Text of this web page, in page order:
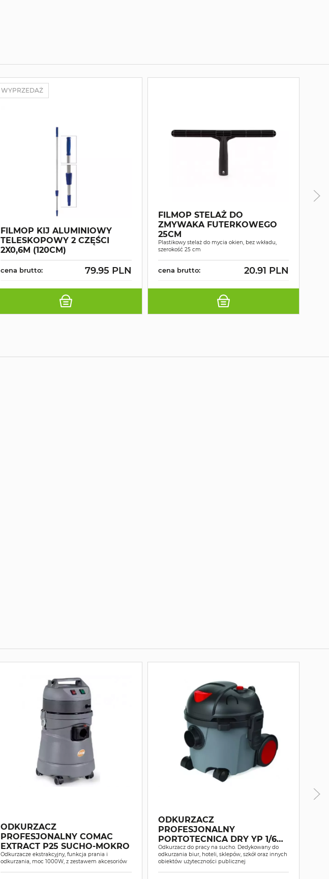
WYPRZEDAŻ
FILMOP KIJ ALUMINIOWY
TELESKOPOWY 2 CZĘŚCI
2X0,6M (120CM)
cena brutto: 79.95 PLN
FILMOP STELAŻ DO
ZMYWAKA FUTERKOWEGO
25CM
Plastikowy stelaż do mycia okien, bez wkładu,
szerokość 25 cm
cena brutto: 20.91 PLN
ODKURZACZ
PROFESJONALNY COMAC
EXTRACT P25 SUCHO-MOKRO
Odkurzacze ekstrakcyjny, funkcja prania i
odkurzania, moc 1000W, z zestawem akcesoriów
ODKURZACZ
PROFESJONALNY
PORTOTECNICA DRY YP 1/6
ECO B
Odkurzacz do pracy na sucho. Dedykowany do
odkurzania biur, hoteli, sklepów, szkół oraz innych
obiektów użyteczności publicznej